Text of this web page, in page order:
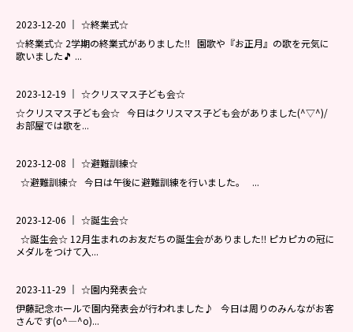
2023-12-20
☆終業式☆
☆終業式☆ 2学期の終業式がありました‼ 園歌や『お正月』の歌を元気に
歌いました🎵 ...
2023-12-19
☆クリスマス子ども会☆
☆クリスマス子ども会☆ 今日はクリスマス子ども会がありました(^▽^)/
お部屋では歌を...
2023-12-08
☆避難訓練☆
☆避難訓練☆ 今日は午後に避難訓練を行いました。 ...
2023-12-06
☆誕生会☆
☆誕生会☆ 12月生まれのお友だちの誕生会がありました‼ ピカピカの冠に
メダルをつけて入...
2023-11-29
☆園内発表会☆
伊藤記念ホールで園内発表会が行われました♪ 今日は周りのみんながお客
さんです(o^―^o)...
英語教育
課外教室
年間行事
園の一日
預かり保育「おひさまクラブ」
入園案内
資料請求